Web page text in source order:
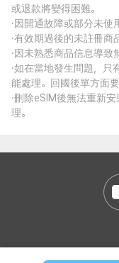
或退款將變得困難。
·因開通故障或部分未使
·有效期過後的未註冊商
·因未熟悉商品信息導致
·如在當地發生問題，只
能處理。回國後單方面
·刪除eSIM後無法重新
理。